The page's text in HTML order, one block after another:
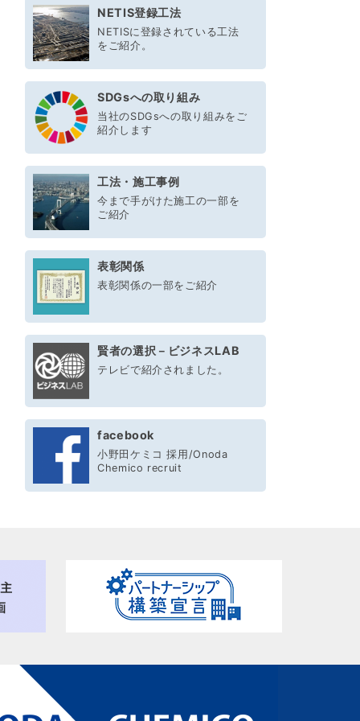
NETIS登録工法
NETISに登録されている工法
をご紹介。
SDGsへの取り組み
当社のSDGsへの取り組みをご
紹介します
工法・施工事例
今まで手がけた施工の一部を
ご紹介
表彰関係
表彰関係の一部をご紹介
賢者の選択－ビジネスLAB
テレビで紹介されました。
facebook
小野田ケミコ 採用/Onoda
Chemico recruit